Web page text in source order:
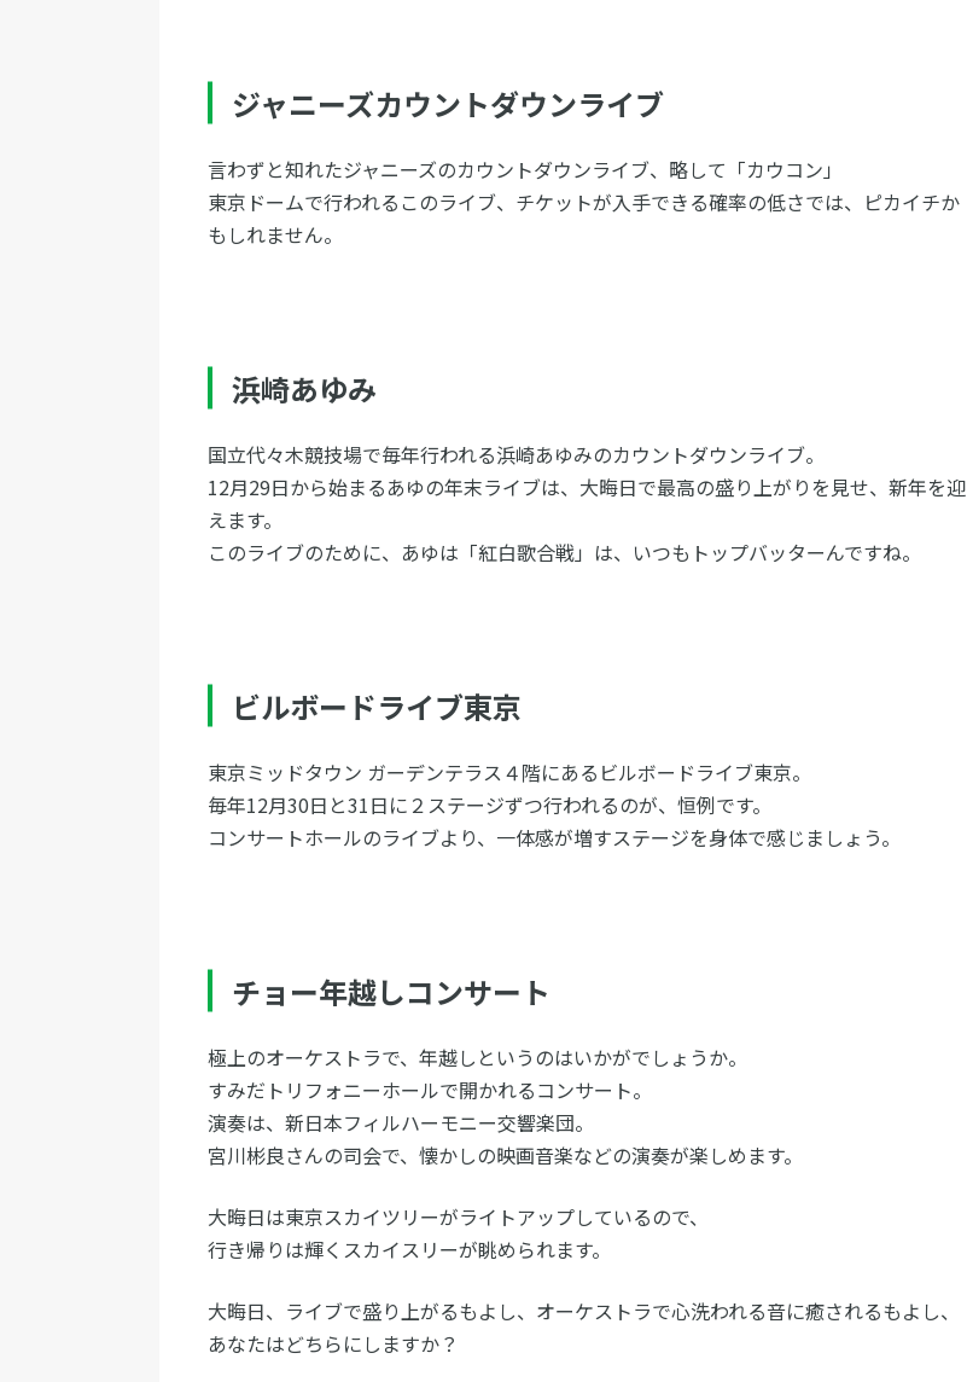
ジャニーズカウントダウンライブ
言わずと知れたジャニーズのカウントダウンライブ、略して「カウコン」
東京ドームで行われるこのライブ、チケットが入手できる確率の低さでは、ピカイチか
もしれません。
浜崎あゆみ
国立代々木競技場で毎年行われる浜崎あゆみのカウントダウンライブ。
12月29日から始まるあゆの年末ライブは、大晦日で最高の盛り上がりを見せ、新年を迎
えます。
このライブのために、あゆは「紅白歌合戦」は、いつもトップバッターんですね。
ビルボードライブ東京
東京ミッドタウン ガーデンテラス４階にあるビルボードライブ東京。
毎年12月30日と31日に２ステージずつ行われるのが、恒例です。
コンサートホールのライブより、一体感が増すステージを身体で感じましょう。
チョー年越しコンサート
極上のオーケストラで、年越しというのはいかがでしょうか。
すみだトリフォニーホールで開かれるコンサート。
演奏は、新日本フィルハーモニー交響楽団。
宮川彬良さんの司会で、懐かしの映画音楽などの演奏が楽しめます。
大晦日は東京スカイツリーがライトアップしているので、
行き帰りは輝くスカイスリーが眺められます。
大晦日、ライブで盛り上がるもよし、オーケストラで心洗われる音に癒されるもよし、
あなたはどちらにしますか？